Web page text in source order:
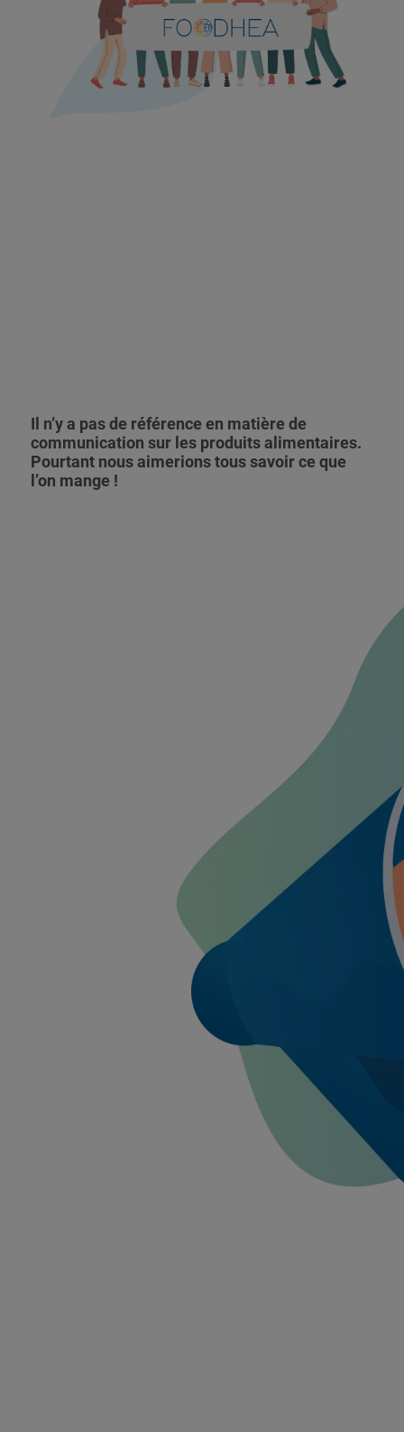
Il n’y a pas de référence en matière de
communication sur les produits alimentaires.
Pourtant nous aimerions tous savoir ce que
l’on mange !